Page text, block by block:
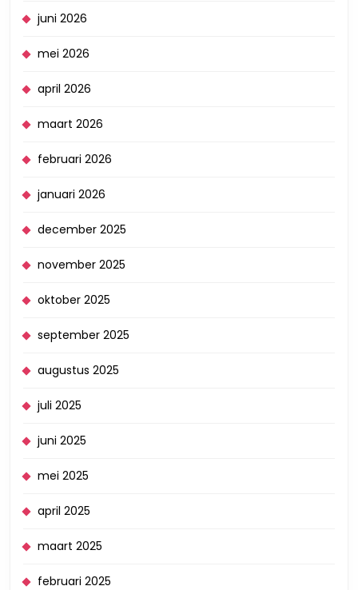
juni 2026
mei 2026
april 2026
maart 2026
februari 2026
januari 2026
december 2025
november 2025
oktober 2025
september 2025
augustus 2025
juli 2025
juni 2025
mei 2025
april 2025
maart 2025
februari 2025